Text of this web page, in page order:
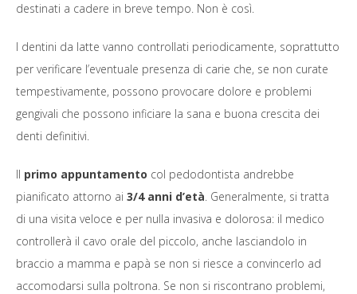
destinati a cadere in breve tempo. Non è così.
I dentini da latte vanno controllati periodicamente, soprattutto
per verificare l’eventuale presenza di carie che, se non curate
tempestivamente, possono provocare dolore e problemi
gengivali che possono inficiare la sana e buona crescita dei
denti definitivi.
Il primo appuntamento col pedodontista andrebbe
pianificato attorno ai 3/4 anni d’età. Generalmente, si tratta
di una visita veloce e per nulla invasiva e dolorosa: il medico
controllerà il cavo orale del piccolo, anche lasciandolo in
braccio a mamma e papà se non si riesce a convincerlo ad
accomodarsi sulla poltrona. Se non si riscontrano problemi,